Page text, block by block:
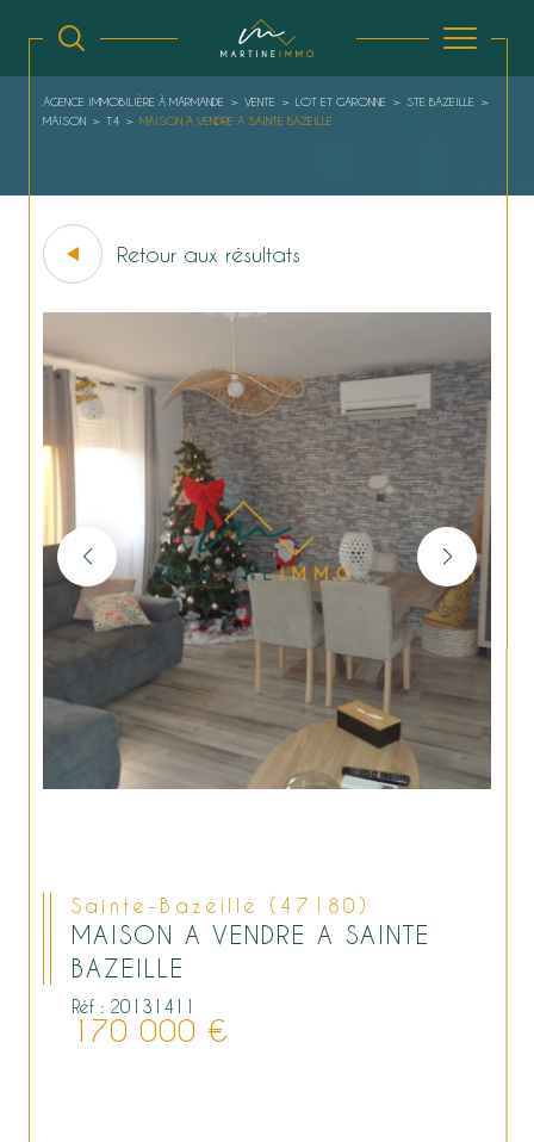
AGENCE IMMOBILIÈRE À MARMANDE VENTE LOT ET GARONNE
STE BAZEILLE
MAISON
T4 MAISON A VENDRE A SAINTE BAZEILLE
Retour aux résultats
Sainte-Bazeille (47180)
MAISON A VENDRE A SAINTE
BAZEILLE
Réf : 20131411
170 000 €